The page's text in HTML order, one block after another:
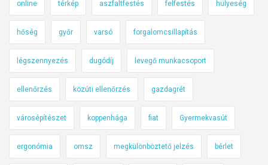
online térkép aszfaltfestés felfestés hülyeség
hőség győr varsó forgalomcsillapítás
légszennyezés dugódíj levegő munkacsoport
ellenőrzés közúti ellenőrzés gazdagrét
városépítészet koppenhága fiat Gyermekvasút
ergonómia omsz megkülönböztető jelzés bérlet